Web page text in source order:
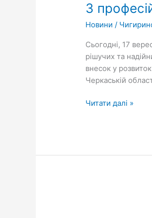
З
Новини /
Сьогодні, 17
рішучих та
внесок у
Черкаській
святом
привітали
рятувальників
Читати далі »